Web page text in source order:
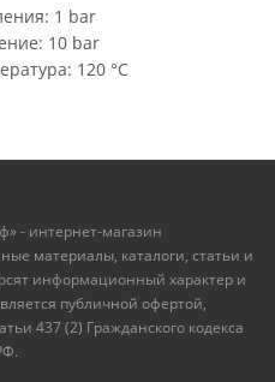
1 bar
10 bar
120 °C
- интернет-магазин
материалы, каталоги, статьи и
информационный характер и
публичной офертой,
437 (2) Гражданского кодекса